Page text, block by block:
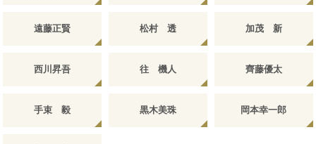
遠藤正賢 松村 透 加茂 新
西川昇吾 往 機人 齊藤優太
手束 毅 黒木美珠 岡本幸一郎